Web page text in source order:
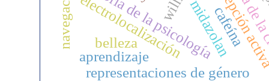
historia de la psicología
representaciones de género
electrolocalización cafeína
midazolan
navegación
aprendizaje
belleza